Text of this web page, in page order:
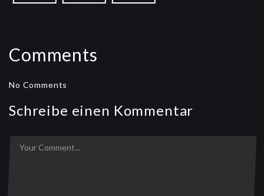
Comments
No Comments
Schreibe einen Kommentar